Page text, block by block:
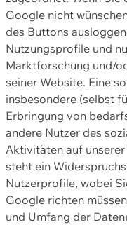
Google nicht
des Buttons
Nutzungsprofile und
Marktforschung und/
seiner Website. Eine
insbesondere (selbst
Erbringung von
andere Nutzer des
Aktivitäten auf
steht ein
Nutzerprofile, wobei
Google richten
und Umfang der